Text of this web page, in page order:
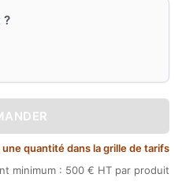
?
une quantité dans la grille de tarifs
minimum : 500 € HT par produit